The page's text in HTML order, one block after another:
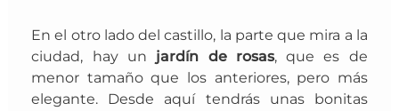
En el otro lado del castillo, la parte que mira a la
ciudad, hay un jardín de rosas, que es de
menor tamaño que los anteriores, pero más
elegante. Desde aquí tendrás unas bonitas